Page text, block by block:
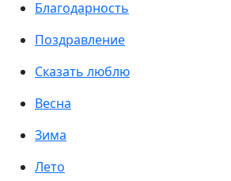
Благодарность
Поздравление
Сказать люблю
Весна
Зима
Лето